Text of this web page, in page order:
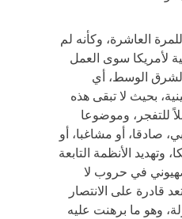
العاشرة، وكأنه لم
لأمريكا سوى العمل
الوسط، أي
بحيث لا تبقى هذه
للتفجر، وموضوعا
صادقا، أو مشاغبا، أو
وتهديد الأنظمة التابعة
في حروب لا
قادرة على الانتصار
وهو ما برهنت عليه